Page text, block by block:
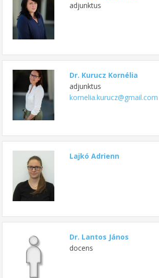
adjunktus
Dr. Kurucz Kornélia
adjunktus
kornelia.kurucz@gmail.com
Lajkó Adrienn
Dr. Lantos János
docens